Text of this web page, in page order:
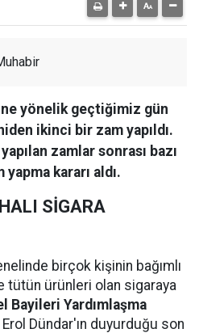
yönelik geçtiğimiz gün
ikinci bir zam yapıldı.
zamlar sonrası bazı
kararı aldı.
SİGARA
birçok kişinin bağımlı
tütün ürünleri olan sigaraya
Bayileri Yardımlaşma
Erol Dündar'ın duyurduğu son